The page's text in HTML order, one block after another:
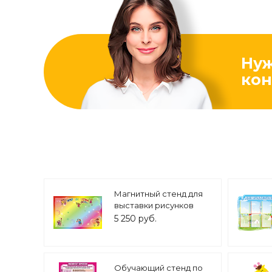
Магнитный стенд для
выставки рисунков
1,5*1м арт. 4416
5 250 руб.
Обучающий стенд по